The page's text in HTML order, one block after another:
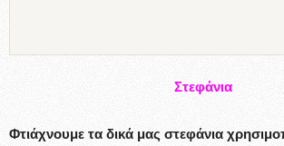
Στεφάνια
Φτιάχνουμε τα δικά μας στεφάνια